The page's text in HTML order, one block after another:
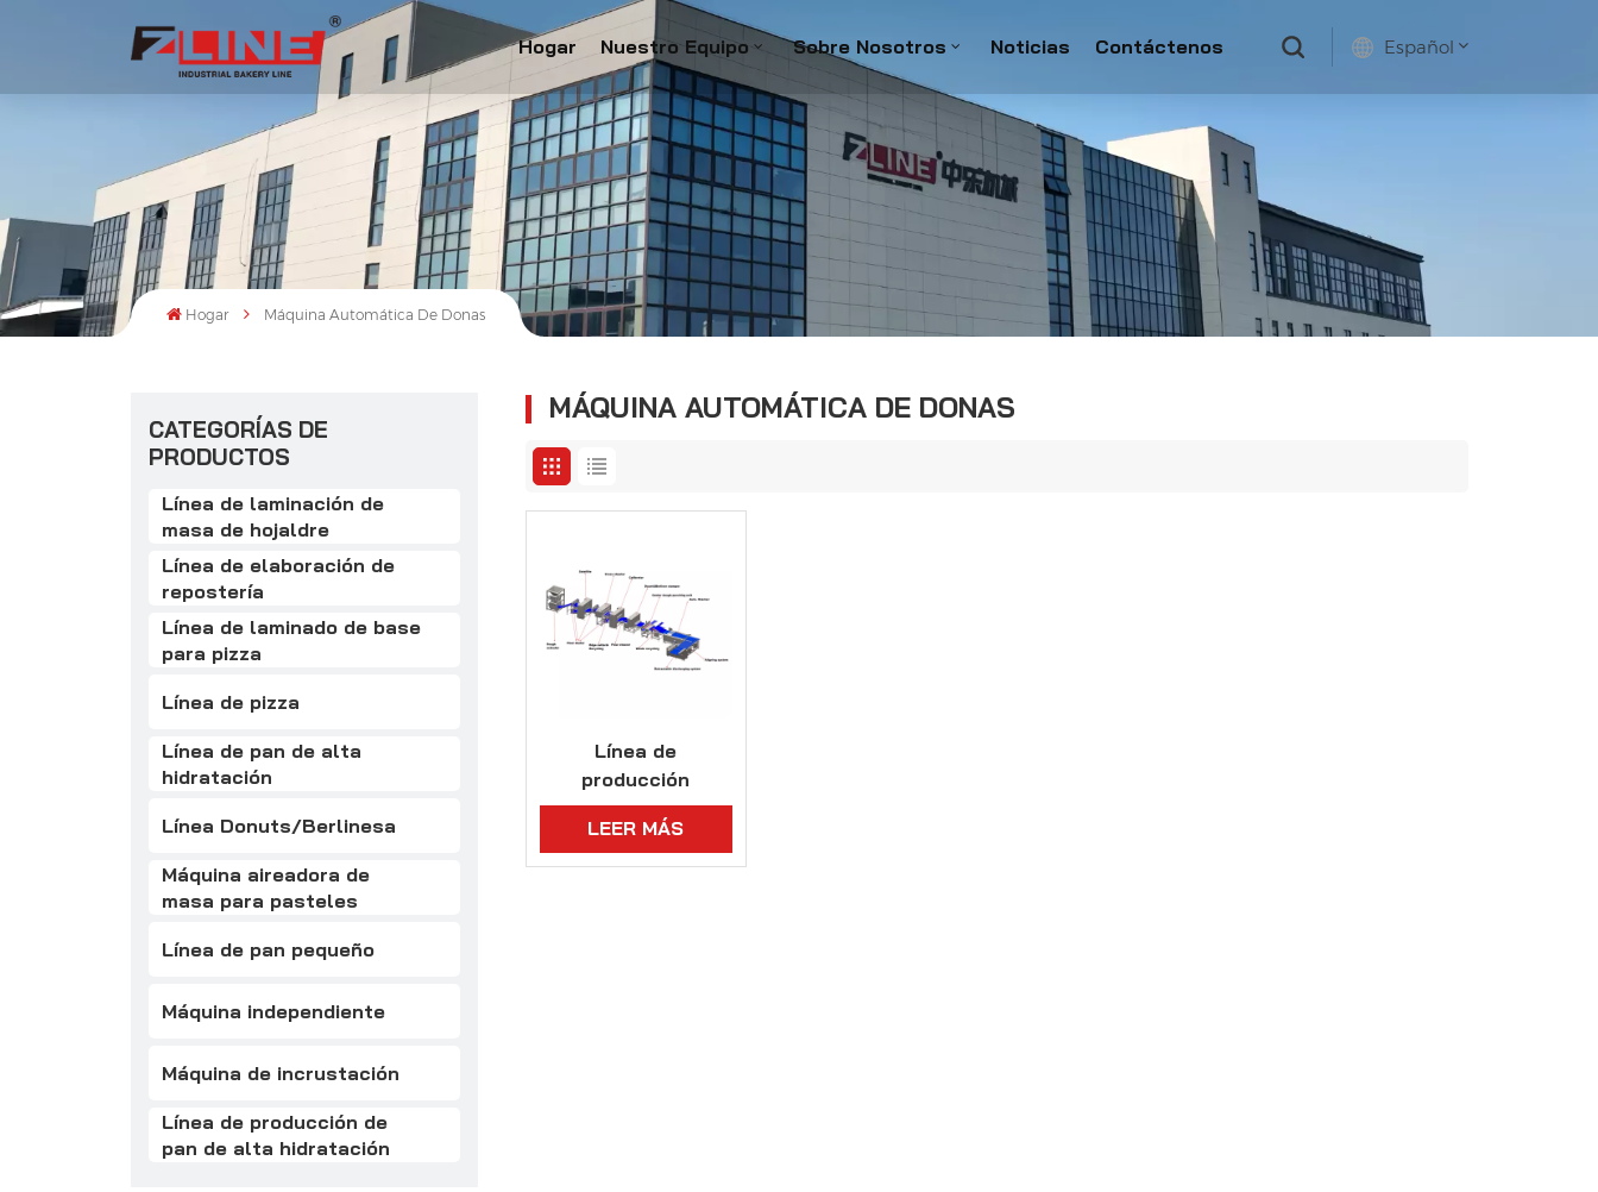
Hogar Nuestro Equipo Sobre Nosotros Noticias Contáctenos Español
русский
español
Hogar Máquina Automática De Donas
CATEGORÍAS DE
PRODUCTOS
Línea de laminación de
masa de hojaldre
Línea de elaboración de
repostería
Línea de laminado de base
para pizza
Línea de pizza
Línea de pan de alta
hidratación
Línea Donuts/Berlinesa
Máquina aireadora de
masa para pasteles
Línea de pan pequeño
Máquina independiente
Máquina de incrustación
Línea de producción de
pan de alta hidratación
MÁQUINA AUTOMÁTICA DE DONAS
Línea de
producción
industrial de
donuts congelados
semiacabados/Berliner
LEER MÁS